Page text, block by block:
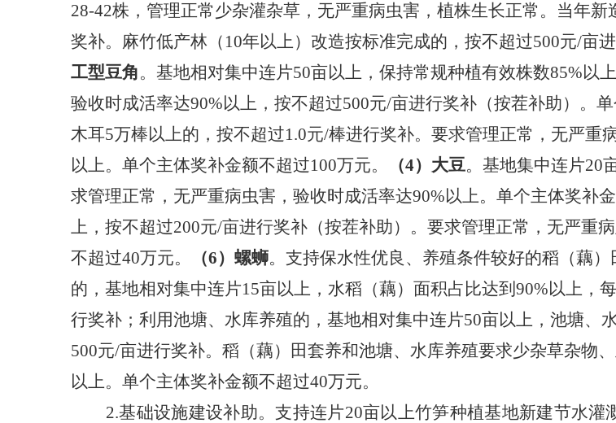
28-42株，管理正常少杂灌杂草，无严重病虫害，植株生长正常。当年新
奖补。麻竹低产林（10年以上）改造按标准完成的，按不超过500元/亩
工型豆角。基地相对集中连片50亩以上，保持常规种植有效株数85%以
验收时成活率达90%以上，按不超过500元/亩进行奖补（按茬补助）。单
木耳5万棒以上的，按不超过1.0元/棒进行奖补。要求管理正常，无严重
以上。单个主体奖补金额不超过100万元。
（4）大豆。基地集中连片20
求管理正常，无严重病虫害，验收时成活率达90%以上。单个主体奖补金
上，按不超过200元/亩进行奖补（按茬补助）。要求管理正常，无严重
不超过40万元。
（6）螺蛳。支持保水性优良、养殖条件较好的稻（藕
的，基地相对集中连片15亩以上，水稻（藕）面积占比达到90%以上，
行奖补；利用池塘、水库养殖的，基地相对集中连片50亩以上，池塘、
500元/亩进行奖补。稻（藕）田套养和池塘、水库养殖要求少杂草杂物
以上。单个主体奖补金额不超过40万元。
2.基础设施建设补助。支持连片20亩以上竹笋种植基地新建节水灌